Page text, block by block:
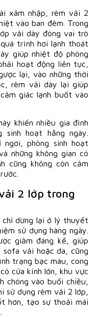
xâm nhập, rèm vải 2
vào ban đêm. Trong
vải dày đóng vai trò
trình hơi lạnh thoát
giúp nhiệt độ phòng
hoạt động liên tục,
lại, vào những thời
rèm vải dày lại giúp
giác lạnh buốt vào
khiến nhiều gia đình
hoạt hằng ngày.
ngơi, phòng sinh hoạt
những không gian có
cũng không còn cảm
2 lớp trong
chỉ dừng lại ở lý thuyết
sử dụng hàng ngày.
giảm đáng kể, giúp
vải hoặc da, cũng
trạng bạc màu, cong
cửa kính lớn, khu vực
chóng vào buổi chiều,
sử dụng rèm vải 2 lớp,
hơn, tạo sự thoải mái